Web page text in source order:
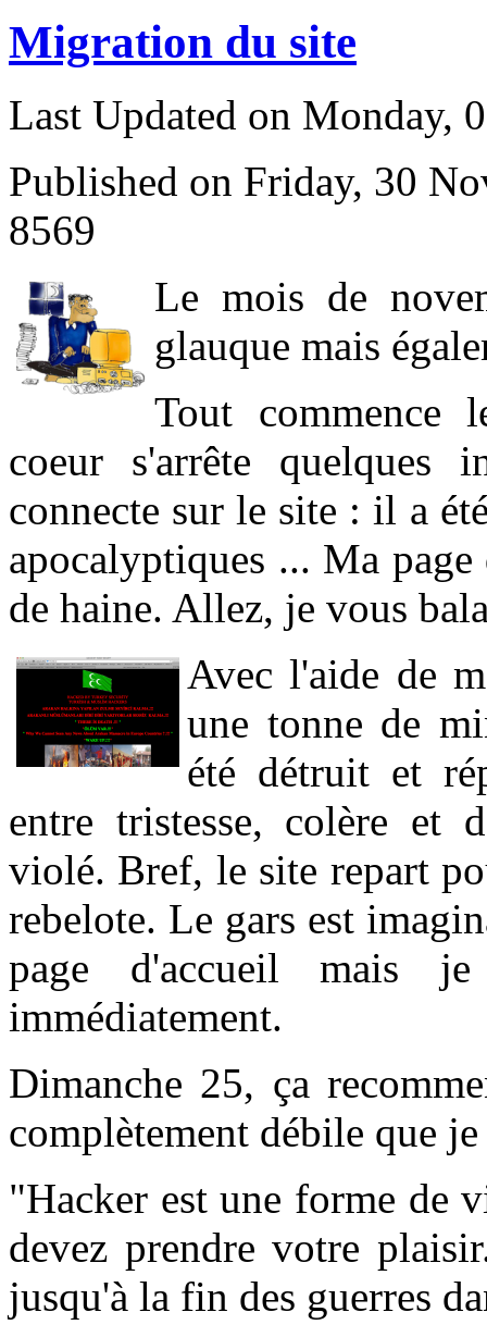
Migration du site
Last Updated on Monday,
Published on Friday, 30
8569
Le mois de
glauque mais
Tout commence
coeur s'arrête quelques
connecte sur le site : il a
apocalyptiques ... Ma
de haine. Allez, je vous
Avec l'aide de
une tonne de
été détruit et
entre tristesse, colère et
violé. Bref, le site repart
rebelote. Le gars est
page d'accueil mais
immédiatement.
Dimanche 25, ça
complètement débile que
"Hacker est une forme de
devez prendre votre
jusqu'à la fin des guerres